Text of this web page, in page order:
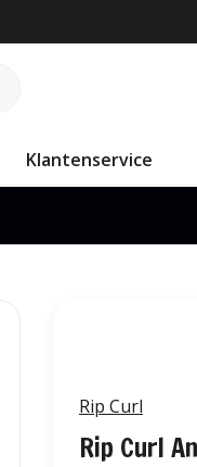
Klantenservice
Rip Curl
Rip Curl